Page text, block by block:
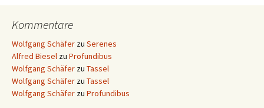
Kommentare
Wolfgang Schäfer zu Serenes
Alfred Biesel zu Profundibus
Wolfgang Schäfer zu Tassel
Wolfgang Schäfer zu Tassel
Wolfgang Schäfer zu Profundibus